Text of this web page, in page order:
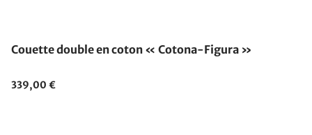
Couette double en coton « Cotona-Figura »
339,00 €